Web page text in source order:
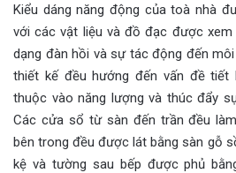
Kiểu dáng năng động của toà nhà
với các vật liệu và đồ đạc được xem
dạng đàn hồi và sự tác động đến
thiết kế đều hướng đến vấn đề tiết
thuộc vào năng lượng và thúc đẩy
Các cửa sổ từ sàn đến trần đều
bên trong đều được lát bằng sàn gỗ
kệ và tường sau bếp được phủ